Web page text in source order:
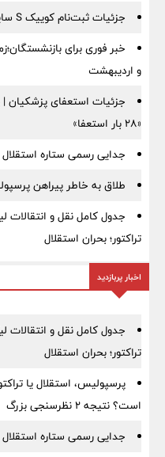
جزئیات ثبت‌نام کوییک S سایپا از شنبه ۱۷ مرداد + جدول شرایط
خبر فوری برای
و اردیبهشت
جزئیات استعفای
«۲۸ بار استعفا»
جدایی رسمی ستاره
طلاق به خاطر پیراهن
جدول کامل نقل و
تراکتور؛ بحران استقلال
اخبار پربازدید
جدول کامل نقل و
تراکتور؛ بحران استقلال
پرسپولیس، استقلال یا
است؟ نتیجه ۲ نظرسنجی بزرگ
جدایی رسمی ستاره